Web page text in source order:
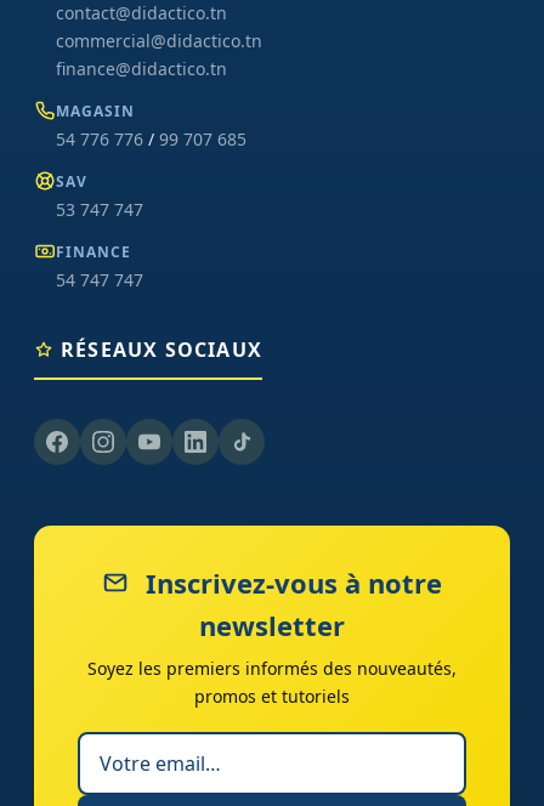
contact@didactico.tn
commercial@didactico.tn
finance@didactico.tn
MAGASIN
54 776 776 / 99 707 685
SAV
53 747 747
FINANCE
54 747 747
RÉSEAUX SOCIAUX
Inscrivez-vous à notre
newsletter
Soyez les premiers informés des nouveautés,
promos et tutoriels